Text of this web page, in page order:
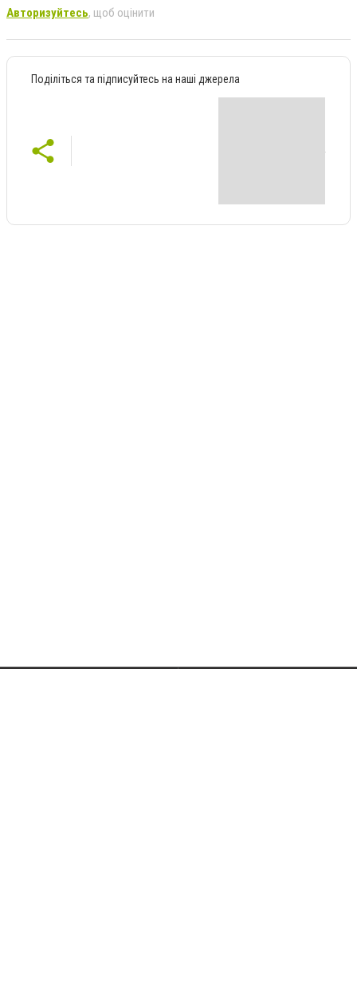
Авторизуйтесь, щоб оцінити
Поділіться та підписуйтесь на наші джерела